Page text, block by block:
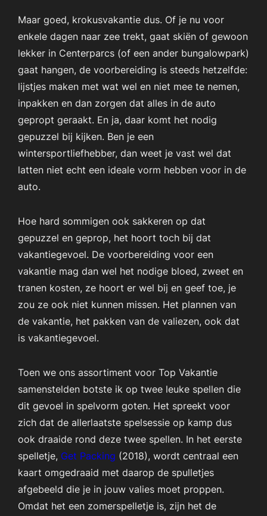
Maar goed, krokusvakantie dus. Of je nu voor
enkele dagen naar zee trekt, gaat skiën of gewoon
lekker in Centerparcs (of een ander bungalowpark)
gaat hangen, de voorbereiding is steeds hetzelfde:
lijstjes maken met wat wel en niet mee te nemen,
inpakken en dan zorgen dat alles in de auto
gepropt geraakt. En ja, daar komt het nodig
gepuzzel bij kijken. Ben je een
wintersportliefhebber, dan weet je vast wel dat
latten niet echt een ideale vorm hebben voor in de
auto.
Hoe hard sommigen ook sakkeren op dat
gepuzzel en geprop, het hoort toch bij dat
vakantiegevoel. De voorbereiding voor een
vakantie mag dan wel het nodige bloed, zweet en
tranen kosten, ze hoort er wel bij en geef toe, je
zou ze ook niet kunnen missen. Het plannen van
de vakantie, het pakken van de valiezen, ook dat
is vakantiegevoel.
Toen we ons assortiment voor Top Vakantie
samenstelden botste ik op twee leuke spellen die
dit gevoel in spelvorm goten. Het spreekt voor
zich dat de allerlaatste spelsessie op kamp dus
ook draaide rond deze twee spellen. In het eerste
spelletje, Get Packing (2018), wordt centraal een
kaart omgedraaid met daarop de spulletjes
afgebeeld die je in jouw valies moet proppen.
Omdat het een zomerspelletje is, zijn het de